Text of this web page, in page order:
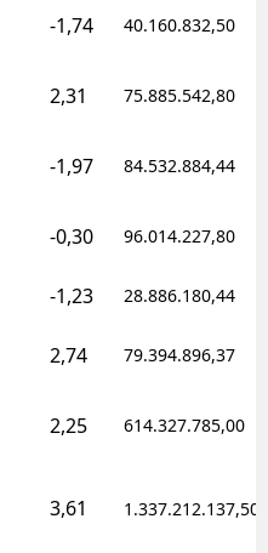
-1,74 40.160.832,50
2,31 75.885.542,80
-1,97 84.532.884,44
-0,30 96.014.227,80
-1,23 28.886.180,44
2,74 79.394.896,37
2,25 614.327.785,00
3,61 1.337.212.137,50